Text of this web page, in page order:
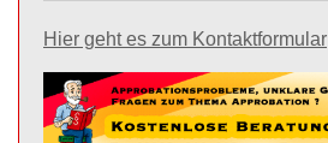
Hier geht es zum Kontaktformular